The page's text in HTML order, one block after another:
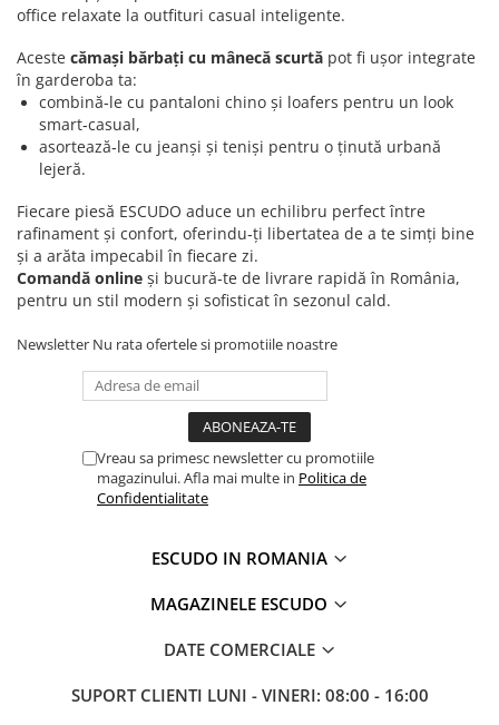
office relaxate la outfituri casual inteligente.
Aceste cămași bărbați cu mânecă scurtă pot fi ușor integrate
în garderoba ta:
combină‑le cu pantaloni chino și loafers pentru un look
smart‑casual,
asortează‑le cu jeanși și teniși pentru o ținută urbană
lejeră.
Fiecare piesă ESCUDO aduce un echilibru perfect între
rafinament și confort, oferindu‑ți libertatea de a te simți bine
și a arăta impecabil în fiecare zi.
Comandă online și bucură‑te de livrare rapidă în România,
pentru un stil modern și sofisticat în sezonul cald.
Newsletter Nu rata ofertele si promotiile noastre
Vreau sa primesc newsletter cu promotiile
magazinului. Afla mai multe in Politica de
Confidentialitate
ESCUDO IN ROMANIA
MAGAZINELE ESCUDO
DATE COMERCIALE
SUPORT CLIENTI LUNI - VINERI: 08:00 - 16:00